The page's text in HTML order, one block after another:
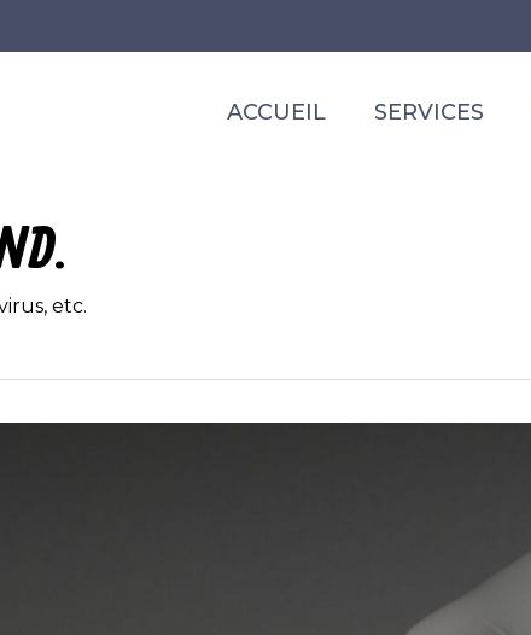
ACCUEIL SERVICES
etc.